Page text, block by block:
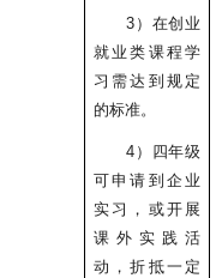
3） 在创业
就业类课程学
习需达到规定
的标准。
4） 四年级
可申请到企业
实习，或开展
课外实践活
动，折抵一定